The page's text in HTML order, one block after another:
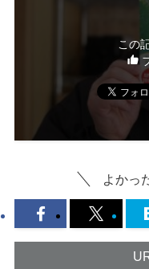
この
よかっ